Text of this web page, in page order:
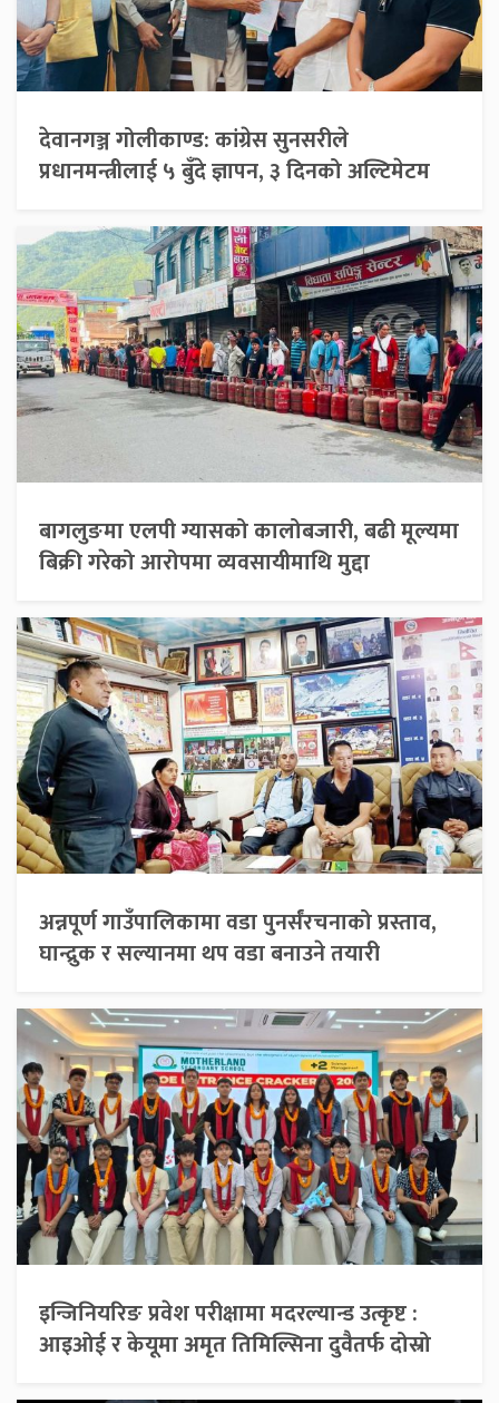
देवानगञ्ज गोलीकाण्ड: कांग्रेस सुनसरीले
प्रधानमन्त्रीलाई ५ बुँदे ज्ञापन, ३ दिनको अल्टिमेटम
बागलुङमा एलपी ग्यासको कालोबजारी, बढी मूल्यमा
बिक्री गरेको आरोपमा व्यवसायीमाथि मुद्दा
अन्नपूर्ण गाउँपालिकामा वडा पुनर्संरचनाको प्रस्ताव,
घान्द्रुक र सल्यानमा थप वडा बनाउने तयारी
इन्जिनियरिङ प्रवेश परीक्षामा मदरल्यान्ड उत्कृष्ट :
आइओई र केयूमा अमृत तिमिल्सिना दुवैतर्फ दोस्रो